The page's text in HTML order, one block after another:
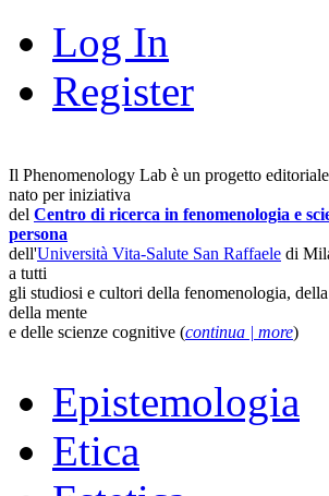
Log In
Register
Il Phenomenology Lab è un progetto
nato per iniziativa
del Centro di ricerca in fenomenologia e
persona
dell'Università Vita-Salute San Raffaele di
a tutti
gli studiosi e cultori della fenomenologia,
della mente
e delle scienze cognitive (continua | more)
Epistemologia
Etica